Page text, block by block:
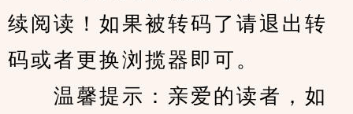
续阅读！如果被转码了请退出转
码或者更换浏揽器即可。
温馨提示：亲爱的读者，如